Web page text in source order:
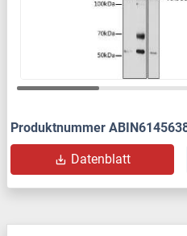
Produktnummer
Datenblatt